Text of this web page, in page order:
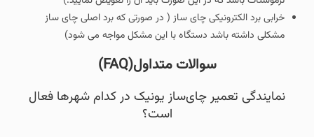
خرابی برد الکترونیکی چای ساز ( در صورتی که برد اصلی چای ساز
مشکلی داشته باشد دستگاه با این مشکل مواجه می شود)
سوالات متداول(FAQ)
نمایندگی تعمیر چای‌ساز یونیک در کدام شهرها فعال
است؟